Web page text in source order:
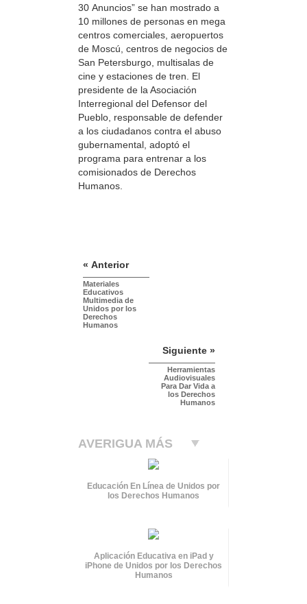
30 Anuncios” se han mostrado a
10 millones de personas en mega
centros comerciales, aeropuertos
de Moscú, centros de negocios de
San Petersburgo, multisalas de
cine y estaciones de tren. El
presidente de la Asociación
Interregional del Defensor del
Pueblo, responsable de defender
a los ciudadanos contra el abuso
gubernamental, adoptó el
programa para entrenar a los
comisionados de Derechos
Humanos.
« Anterior
Materiales
Educativos
Multimedia de
Unidos por los
Derechos
Humanos
Siguiente »
Herramientas
Audiovisuales
Para Dar Vida a
los Derechos
Humanos
AVERIGUA MÁS
Educación En Línea de Unidos por
los Derechos Humanos
Aplicación Educativa en iPad y
iPhone de Unidos por los Derechos
Humanos